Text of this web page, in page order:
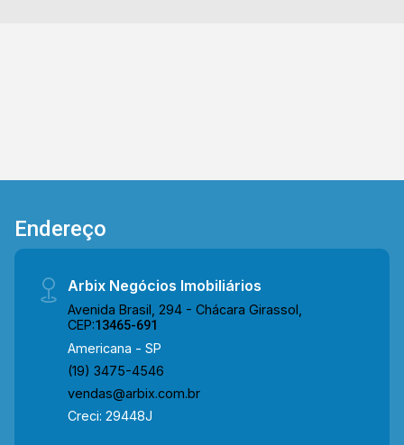
Endereço
Arbix Negócios Imobiliários
Avenida Brasil, 294 - Chácara Girassol,
CEP:13465-691
Americana - SP
(19) 3475-4546
vendas@arbix.com.br
Creci: 29448J